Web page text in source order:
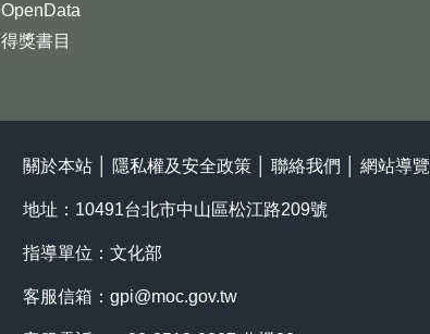
OpenData
得獎書目
關於本站 隱私權及安全政策 聯絡我們 網站導覽
地址：10491台北市中山區松江路209號
指導單位：文化部
客服信箱： gpi@moc.gov.tw